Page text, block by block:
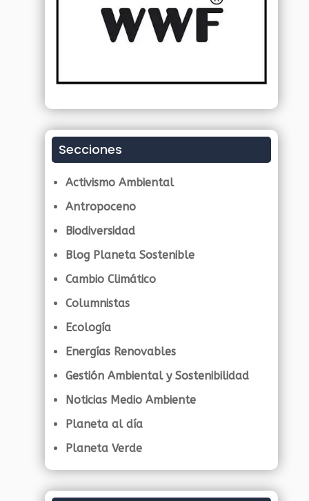
Secciones
Activismo Ambiental
Antropoceno
Biodiversidad
Blog Planeta Sostenible
Cambio Climático
Columnistas
Ecología
Energías Renovables
Gestión Ambiental y Sostenibilidad
Noticias Medio Ambiente
Planeta al día
Planeta Verde